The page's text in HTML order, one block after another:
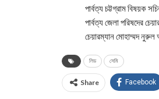
পার্বত্য চট্টগ্রাম বিষয়ক
পার্বত্য জেলা পরিষদের
চেয়ারম্যান মোহাম্মদ
লিড সেমি
Share Facebook